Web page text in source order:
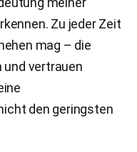
Zu jeder Zeit
mag – die
und vertrauen
den geringsten